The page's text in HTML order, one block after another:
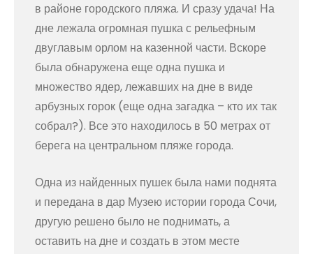
в районе городского пляжа. И сразу удача! На
дне лежала огромная пушка с рельефным
двуглавым орлом на казенной части. Вскоре
была обнаружена еще одна пушка и
множество ядер, лежавших на дне в виде
арбузных горок (еще одна загадка – кто их так
собрал?). Все это находилось в 50 метрах от
берега на центральном пляже города.
Одна из найденных пушек была нами поднята
и передана в дар Музею истории города Сочи,
другую решено было не поднимать, а
оставить на дне и создать в этом месте